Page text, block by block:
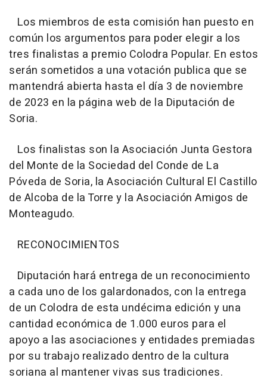
Los miembros de esta comisión han puesto en
común los argumentos para poder elegir a los
tres finalistas a premio Colodra Popular. En estos
serán sometidos a una votación publica que se
mantendrá abierta hasta el día 3 de noviembre
de 2023 en la página web de la Diputación de
Soria.
Los finalistas son la Asociación Junta Gestora
del Monte de la Sociedad del Conde de La
Póveda de Soria, la Asociación Cultural El Castillo
de Alcoba de la Torre y la Asociación Amigos de
Monteagudo.
RECONOCIMIENTOS
Diputación hará entrega de un reconocimiento
a cada uno de los galardonados, con la entrega
de un Colodra de esta undécima edición y una
cantidad económica de 1.000 euros para el
apoyo a las asociaciones y entidades premiadas
por su trabajo realizado dentro de la cultura
soriana al mantener vivas sus tradiciones.